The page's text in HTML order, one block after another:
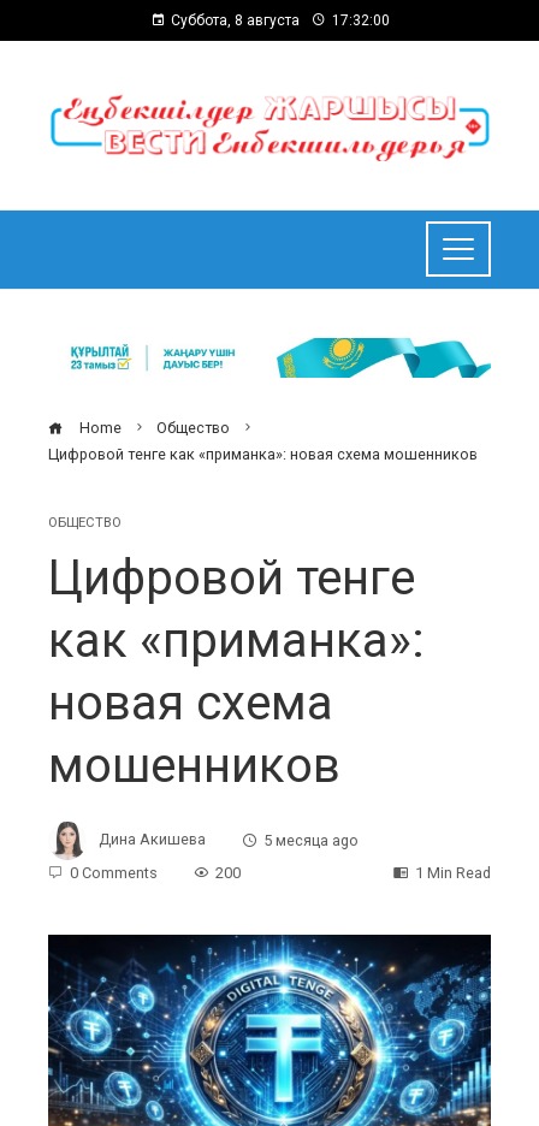
Суббота, 8 августа 17:32:01
Home
Общество
Цифровой тенге как «приманка»: новая схема мошенников
ОБЩЕСТВО
Цифровой тенге
как «приманка»:
новая схема
мошенников
Дина Акишева
5 месяца ago
0 Comments
200 1 Min Read